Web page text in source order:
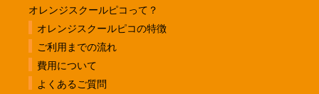
オレンジスクールピコって？
オレンジスクールピコの特徴
ご利用までの流れ
費用について
よくあるご質問